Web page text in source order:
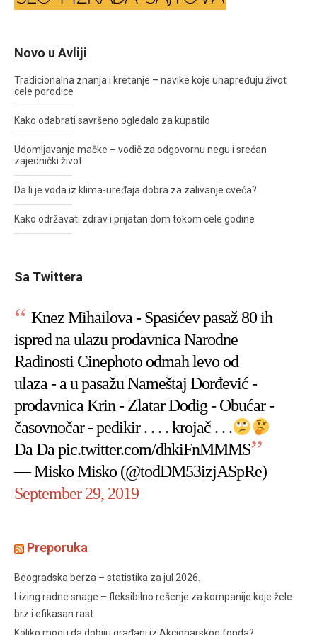
Novo u Avliji
Tradicionalna znanja i kretanje – navike koje unapređuju život
cele porodice
Kako odabrati savršeno ogledalo za kupatilo
Udomljavanje mačke – vodič za odgovornu negu i srećan
zajednički život
Da li je voda iz klima-uređaja dobra za zalivanje cveća?
Kako održavati zdrav i prijatan dom tokom cele godine
Sa Twittera
Knez Mihailova - Spasićev pasaž 80 ih
ispred na ulazu prodavnica Narodne
Radinosti Cinephoto odmah levo od
ulaza - a u pasažu Nameštaj Đorđević -
prodavnica Krin - Zlatar Dodig - Obućar -
časovnočar - pedikir . . . . krojač . . .
Da Dapic.twitter.com/dhkiFnMMMS
— Misko Misko (@todDM53izjASpRe)
September 29, 2019
Preporuka
Beogradska berza – statistika za jul 2026.
Lizing radne snage – fleksibilno rešenje za kompanije koje žele
brz i efikasan rast